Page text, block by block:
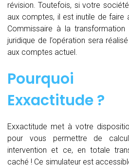
révision. Toutefois, si votre
aux comptes, il est inutile de faire
Commissaire à la
juridique de l’opération sera
aux comptes actuel.
Pourquoi
Exxactitude ?
Exxactitude met à votre
pour vous permettre de
intervention et ce, en totale
caché ! Ce simulateur est